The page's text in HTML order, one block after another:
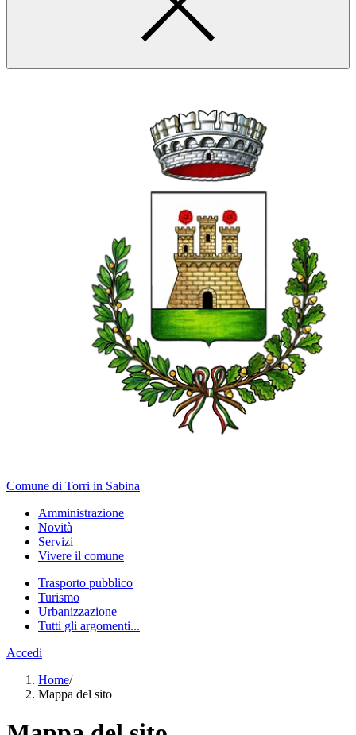
Comune di Torri in Sabina
Amministrazione
Novità
Servizi
Vivere il comune
Trasporto pubblico
Turismo
Urbanizzazione
Tutti gli argomenti...
Accedi
Home/
Mappa del sito